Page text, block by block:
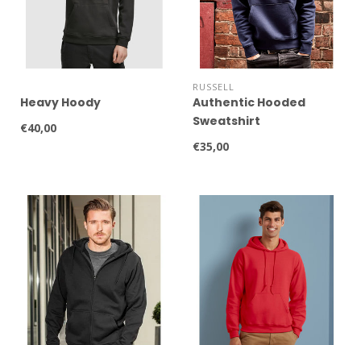
Heavy Hoody
€40,00
RUSSELL
Authentic Hooded
Sweatshirt
€35,00